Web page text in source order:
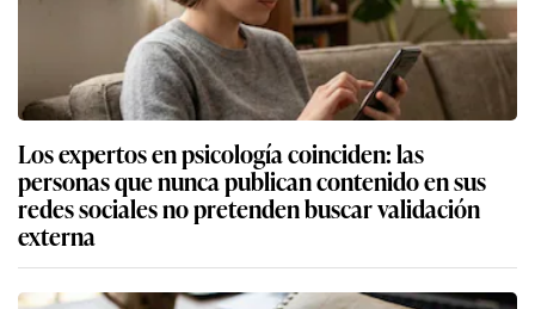
Los expertos en psicología coinciden: las
personas que nunca publican contenido en sus
redes sociales no pretenden buscar validación
externa